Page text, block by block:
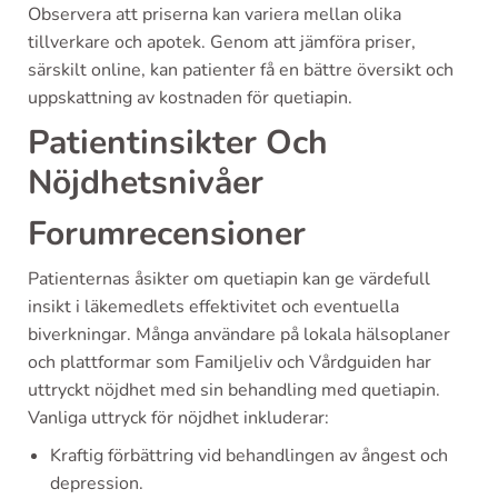
Observera att priserna kan variera mellan olika
tillverkare och apotek. Genom att jämföra priser,
särskilt online, kan patienter få en bättre översikt och
uppskattning av kostnaden för quetiapin.
Patientinsikter Och
Nöjdhetsnivåer
Forumrecensioner
Patienternas åsikter om quetiapin kan ge värdefull
insikt i läkemedlets effektivitet och eventuella
biverkningar. Många användare på lokala hälsoplaner
och plattformar som Familjeliv och Vårdguiden har
uttryckt nöjdhet med sin behandling med quetiapin.
Vanliga uttryck för nöjdhet inkluderar:
Kraftig förbättring vid behandlingen av ångest och
depression.